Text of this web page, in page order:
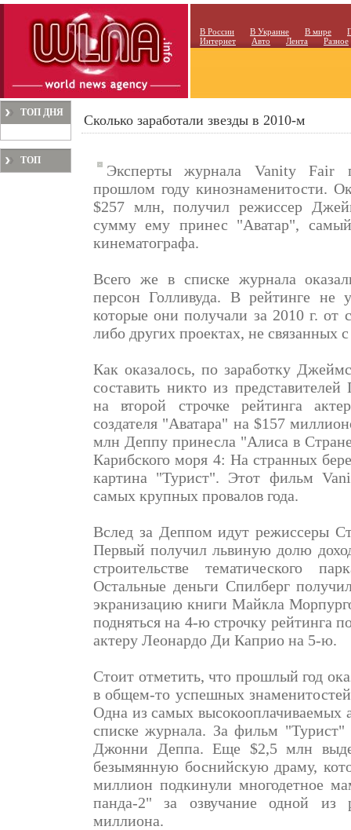
В России В Украине В мире
Интернет
Авто Лента Разное
ТОП ДНЯ
ТОП
Сколько заработали звезды в 2010-м
Эксперты журнала Vanity Fair
прошлом году кинознаменитости.
$257 млн, получил режиссер
сумму ему принес "Аватар",
кинематографа.
Всего же в списке журнала
персон Голливуда. В рейтинге не
которые они получали за 2010 г. от
либо других проектах, не связанных
Как оказалось, по заработку
составить никто из
на второй строчке рейтинга
создателя "Аватара" на $157
млн Деппу принесла "Алиса в
Карибского моря 4: На странных
картина "Турист". Этот фильм
самых крупных провалов года.
Вслед за Деппом идут режиссеры
Первый получил львиную долю
строительстве тематического
Остальные деньги Спилберг
экранизацию книги Майкла
подняться на 4-ю строчку рейтинга
актеру Леонардо Ди Каприо на 5-ю.
Стоит отметить, что прошлый год
в общем-то успешных
Одна из самых высокооплачиваемых
списке журнала. За фильм
Джонни Деппа. Еще $2,5 млн
безымянную боснийскую драму,
миллион подкинули многодетное
панда-2" за озвучание одной из
миллиона.